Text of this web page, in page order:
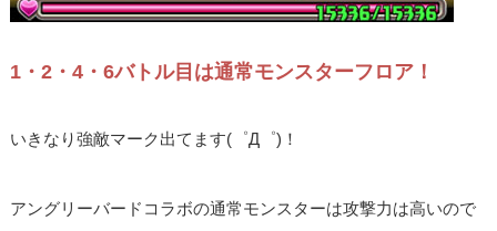
1・2・4・6バトル目は通常モンスターフロア！
いきなり強敵マーク出てます(゜Д゜)！
アングリーバードコラボの通常モンスターは攻撃力は高いので